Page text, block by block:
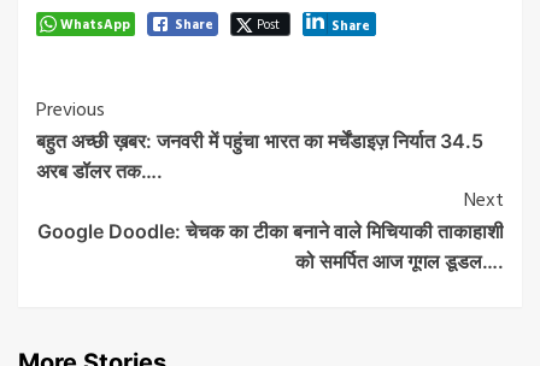
WhatsApp Share Post Share
Post
Navigation
Previous
बहुत अच्छी ख़बर: जनवरी में पहुंचा भारत का मर्चेंडाइज़ निर्यात 34.5
अरब डॉलर तक….
Next
Google Doodle: चेचक का टीका बनाने वाले मिचियाकी ताकाहाशी
को समर्पित आज गूगल डूडल….